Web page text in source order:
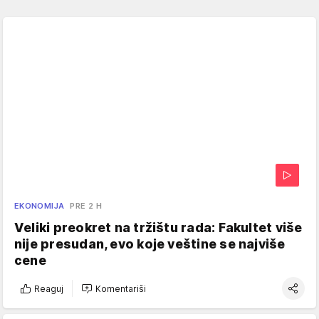
EKONOMIJA PRE 2 H
Veliki preokret na tržištu rada: Fakultet više
nije presudan, evo koje veštine se najviše
cene
Reaguj Komentariši